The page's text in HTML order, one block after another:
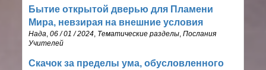
Бытие открытой дверью для Пламени
Мира, невзирая на внешние условия
Нада ,06 / 01 / 2024 Тематические разделы ,Послания
Учителей
Скачок за пределы ума, обусловленного